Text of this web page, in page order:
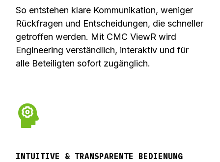
So entstehen klare Kommunikation, weniger
Rückfragen und Entscheidungen, die schneller
getroffen werden. Mit CMC ViewR wird
Engineering verständlich, interaktiv und für
alle Beteiligten sofort zugänglich.
INTUITIVE & TRANSPARENTE BEDIENUNG